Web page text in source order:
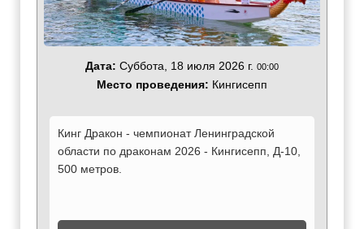
Дата: Суббота, 18 июля 2026 г. 00:00
Место проведения: Кингисепп
Кинг Дракон - чемпионат Ленинградской
области по драконам 2026 - Кингисепп, Д-10,
500 метров.